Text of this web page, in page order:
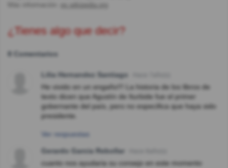
es.wikipedia.org
¿Tienes algo que decir?
8 Comentarios
Lilia Hernandez Santiago
He vivido en un engaño!!! La historia de los libros de
texto dicen que Agustín de Iturbide fue el primer
gobernante del país, pero no especifica que haya sido
presidente.
Ver respuestas
Gerardo Garcia Rebollar
cuanto nos ayudaria su consejo en este momento